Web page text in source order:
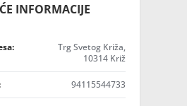
INFORMACIJE
Trg Svetog Križa,
10314 Križ
94115544733